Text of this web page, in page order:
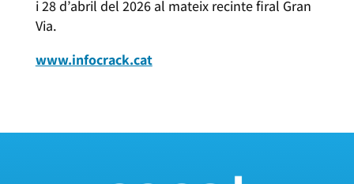
i 28 d’abril del 2026 al mateix recinte firal Gran
Via.
www.infocrack.cat